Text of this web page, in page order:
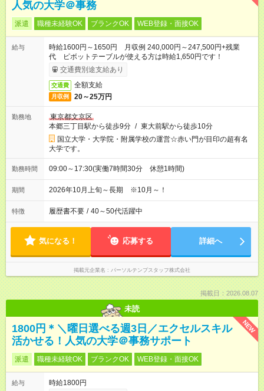
人気の大学＠事務
派遣 職種未経験OK ブランクOK WEB登録・面接OK
給与
時給1600円～1650円 月収例 240,000円～247,500円+残業
代 ピボットテーブルが使える方は時給1,650円です！
交通費別途支給あり
交通費 全額支給
月収例 20～25万円
勤務地
東京都文京区
本郷三丁目駅から徒歩9分 / 東大前駅から徒歩10分
国立大学・大学院・附属学校の運営☆赤い門が目印の超有名
大学です。
勤務時間 09:00～17:30(実働7時間30分 休憩1時間)
期間 2026年10月上旬～長期 ※10月～！
特徴 履歴書不要 / 40～50代活躍中
気になる！ 応募する 詳細へ
掲載元企業名 パーソルテンプスタッフ株式会社
掲載日：2026.08.07
未読
NEW
1800円＊＼曜日選べる週3日／エクセルスキル
活かせる！人気の大学＠事務サポート
派遣 職種未経験OK ブランクOK WEB登録・面接OK
給与
時給1800円